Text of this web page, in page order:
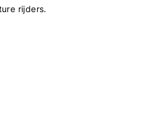
rijders.